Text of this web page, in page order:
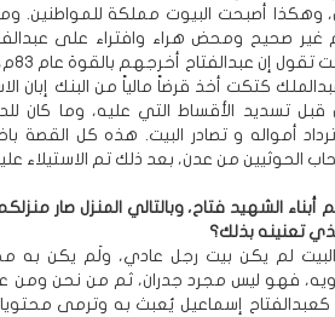
وهكذا أصبحت البيوت مملكة للمواطنين.
غير صحيح ومحض هراء وافتراء على
كتكت أخذ قرضاً مالياً من البنك إبان
قبل تسديد الأقساط التي عليه، وما كان
أمواله و تصادر البيت. هذه كل القصة
الحوثيين من عدن، بعد ذلك تم الاستيلاء
أبناء الشهيد فتاح، وبالتالي المنزل صار
تعنينه بذلك؟
البيت لم يكن بيت رجل عادي، ولَم يكن به
فهو ليس مجرد جدران، ثم من نحن ومن
إسماعيل يُعبث به وترمى محتوياته